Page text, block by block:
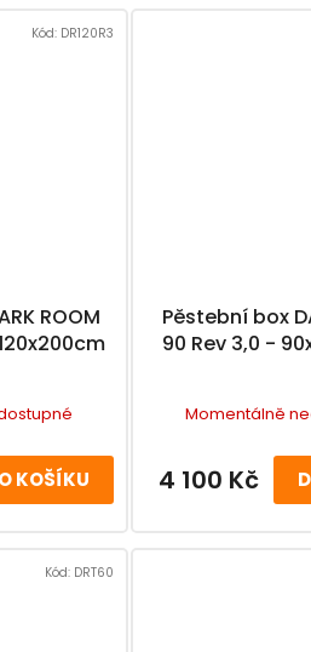
ROOM
KOŠÍKU
Kód: DR120R3
Pěstební box
90 Rev 3,0 -
Momentálně
4 100 Kč
Kód: DRT60